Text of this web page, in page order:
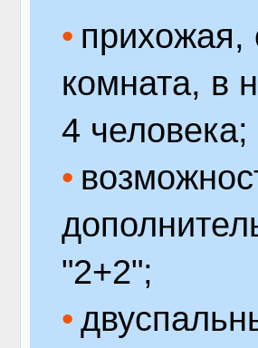
прихожая,
комната, в
4 человека;
"2+2";